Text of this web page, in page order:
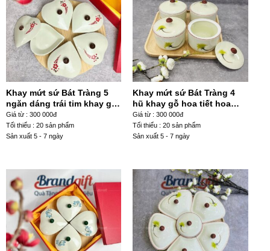
Khay mứt sứ Bát Tràng 5
ngăn dáng trái tim khay gỗ
họa tiết nhánh lựu đỏ KM-
27
Giá từ : 300 000đ
Tối thiểu : 20 sản phẩm
Sản xuất 5 - 7 ngày
Khay mứt sứ Bát Tràng 4
hũ khay gỗ hoa tiết hoa
cúc vàng KM-05
Giá từ : 300 000đ
Tối thiểu : 20 sản phẩm
Sản xuất 5 - 7 ngày